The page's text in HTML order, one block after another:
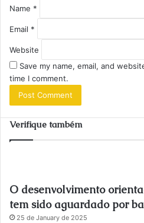
Name *
Email *
Website
Save my name, email, and
time I comment.
Verifique também
O desenvolvimento
tem sido aguardado por
25 de January de 2025